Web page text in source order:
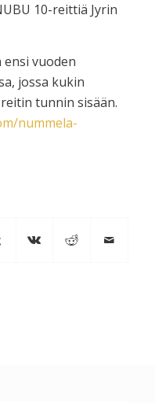
10-reittiä Jyrin
ensi vuoden
jossa kukin
tunnin sisään.
nummela-